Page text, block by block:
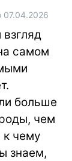
07.04.2026
самом
больше
чем
к чему
знаем,